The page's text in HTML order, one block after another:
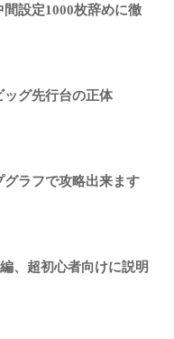
設定1000枚辞めに徹
ッグ先行台の正体
ラフで攻略出来ます
、超初心者向けに説明